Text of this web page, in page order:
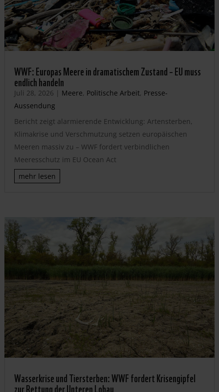
WWF: Europas Meere in dramatischem Zustand – EU muss
endlich handeln
Juli 28, 2026 | Meere, Politische Arbeit, Presse-
Aussendung
Bericht zeigt alarmierende Entwicklung: Artensterben,
Klimakrise und Verschmutzung setzen europäischen
Meeren massiv zu – WWF fordert verbindlichen
Meeresschutz im EU Ocean Act
mehr lesen
Wasserkrise und Tiersterben: WWF fordert Krisengipfel
zur Rettung der Unteren Lobau